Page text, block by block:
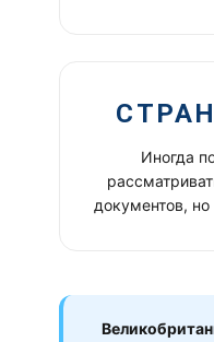
Иногда
документов,